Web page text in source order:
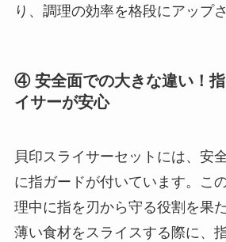
り、調理の効率を格段にアップ
④ 安全面での大きな違い！
イサーが安心
貝印スライサーセットには、安
に指ガードが付いています。こ
理中に指を刃から守る役割を果
薄い食材をスライスする際に、